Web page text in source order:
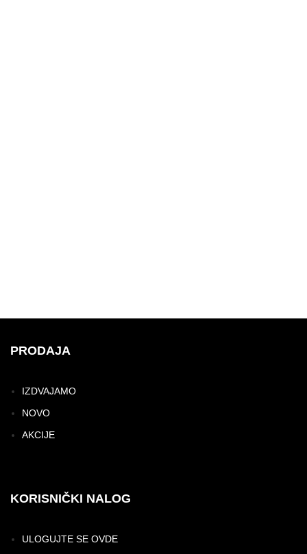
PRODAJA
IZDVAJAMO
NOVO
AKCIJE
KORISNIČKI NALOG
ULOGUJTE SE OVDE